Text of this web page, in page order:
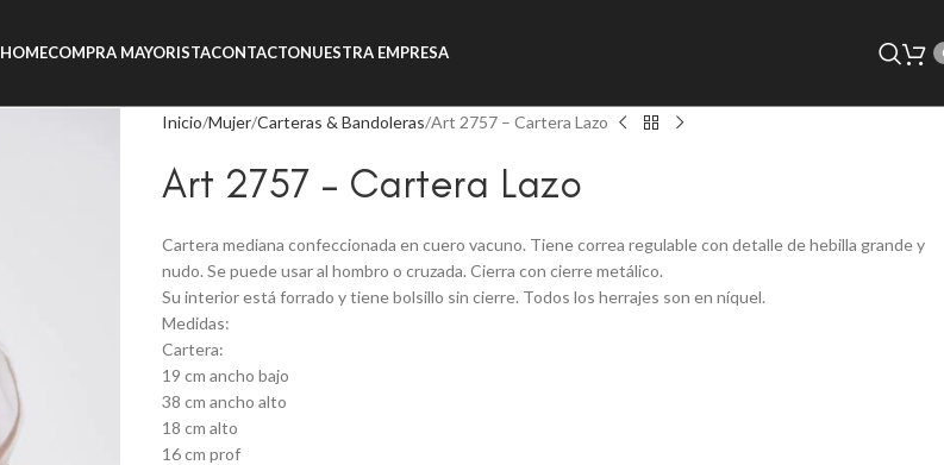
HOMECOMPRA MAYORISTACONTACTONUESTRA EMPRESA
Inicio Mujer Carteras & Bandoleras Art 2757 – Cartera Lazo
Art 2757 – Cartera Lazo
Cartera mediana confeccionada en cuero vacuno. Tiene correa regulable con detalle de hebilla grande y
nudo. Se puede usar al hombro o cruzada. Cierra con cierre metálico.
Su interior está forrado y tiene bolsillo sin cierre. Todos los herrajes son en níquel.
Medidas:
Cartera:
19 cm ancho bajo
38 cm ancho alto
18 cm alto
16 cm prof